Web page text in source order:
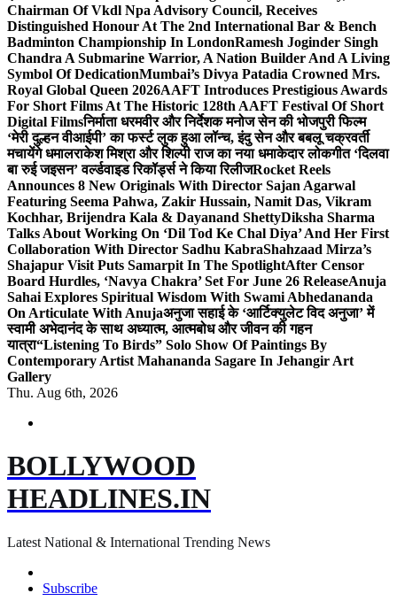
Chairman Of Vkdl Npa Advisory Council, Receives
Distinguished Honour At The 2nd International Bar & Bench
Badminton Championship In LondonRamesh Joginder Singh
Chandra A Submarine Warrior, A Nation Builder And A Living
Symbol Of DedicationMumbai’s Divya Patadia Crowned Mrs.
Royal Global Queen 2026AAFT Introduces Prestigious Awards
For Short Films At The Historic 128th AAFT Festival Of Short
Digital Filmsनिर्माता धरमवीर और निर्देशक मनोज सेन की भोजपुरी फिल्म
‘मेरी दुल्हन वीआईपी’ का फर्स्ट लुक हुआ लॉन्च, इंदु सेन और बबलू चक्रवर्ती
मचायेंगे धमालराकेश मिश्रा और शिल्पी राज का नया धमाकेदार लोकगीत ‘दिलवा
बा रुई जइसन’ वर्ल्डवाइड रिकॉर्ड्स ने किया रिलीजRocket Reels
Announces 8 New Originals With Director Sajan Agarwal
Featuring Seema Pahwa, Zakir Hussain, Namit Das, Vikram
Kochhar, Brijendra Kala & Dayanand ShettyDiksha Sharma
Talks About Working On ‘Dil Tod Ke Chal Diya’ And Her First
Collaboration With Director Sadhu KabraShahzaad Mirza’s
Shajapur Visit Puts Samarpit In The SpotlightAfter Censor
Board Hurdles, ‘Navya Chakra’ Set For June 26 ReleaseAnuja
Sahai Explores Spiritual Wisdom With Swami Abhedananda
On Articulate With Anujaअनुजा सहाई के ‘आर्टिक्युलेट विद अनुजा’ में
स्वामी अभेदानंद के साथ अध्यात्म, आत्मबोध और जीवन की गहन
यात्रा“Listening To Birds” Solo Show Of Paintings By
Contemporary Artist Mahananda Sagare In Jehangir Art
Gallery
Thu. Aug 6th, 2026
BOLLYWOOD
HEADLINES.IN
Latest National & International Trending News
Subscribe